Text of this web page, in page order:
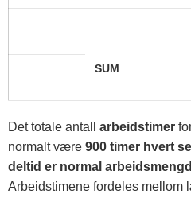
SUM
Det totale antall arbeidstimer
normalt være 900 timer hvert
deltid er normal
Arbeidstimene fordeles mellom